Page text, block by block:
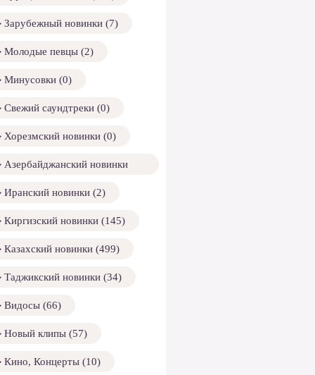
Зарубежный новинки (7)
Молодые певцы (2)
Минусовки (0)
Свежий саундтреки (0)
Хорезмский новинки (0)
Азербайджанский новинки
Иранский новинки (2)
Киргизский новинки (145)
Казахский новинки (499)
Таджикский новинки (34)
Видосы (66)
Новый клипы (57)
Кино, Концерты (10)